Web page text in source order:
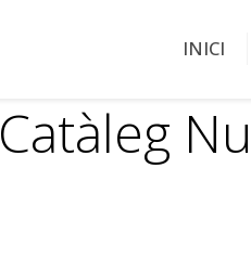
INICI
Catàleg